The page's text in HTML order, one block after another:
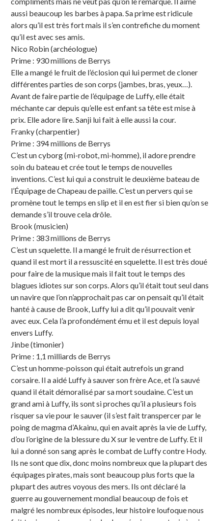
aussi beaucoup les barbes à papa. Sa prime est ridicule
alors qu’il est très fort mais il s’en contrefiche du moment
qu’il est avec ses amis.
Nico Robin (archéologue)
Prime : 930 millions de Berrys
Elle a mangé le fruit de l’éclosion qui lui permet de cloner
différentes parties de son corps (jambes, bras, yeux…).
Avant de faire partie de l’équipage de Luffy, elle était
méchante car depuis qu’elle est enfant sa tête est mise à
prix. Elle adore lire. Sanji lui fait à elle aussi la cour.
Franky (charpentier)
Prime : 394 millions de Berrys
C’est un cyborg (mi-robot, mi-homme), il adore prendre
soin du bateau et crée tout le temps de nouvelles
inventions. C’est lui qui a construit le deuxième bateau de
l’Équipage de Chapeau de paille. C’est un pervers qui se
promène tout le temps en slip et il en est fier si bien qu’on se
demande s’il trouve cela drôle.
Brook (musicien)
Prime : 383 millions de Berrys
C’est un squelette. Il a mangé le fruit de résurrection et
quand il est mort il a ressuscité en squelette. Il est très doué
pour faire de la musique mais il fait tout le temps des
blagues idiotes sur son corps. Alors qu’il était tout seul dans
un navire que l’on n’approchait pas car on pensait qu’il était
hanté à cause de Brook, Luffy lui a dit qu’il pouvait venir
avec eux. Cela l’a profondément ému et il est depuis loyal
envers Luffy.
Jinbe (timonier)
Prime : 1,1 milliards de Berrys
C’est un homme-poisson qui était autrefois un grand
corsaire. Il a aidé Luffy à sauver son frère Ace, et l’a sauvé
quand il était démoralisé par sa mort soudaine. C’est un
grand ami à Luffy, ils sont si proches qu’il a plusieurs fois
risquer sa vie pour le sauver (il s’est fait transpercer par le
poing de magma d’Akainu, qui en avait après la vie de Luffy,
d’ou l’origine de la blessure du X sur le ventre de Luffy. Et il
lui a donné son sang après le combat de Luffy contre Hody.
Ils ne sont que dix, donc moins nombreux que la plupart des
équipages pirates, mais sont beaucoup plus forts que la
plupart des autres voyous des mers. Ils ont déclaré la
guerre au gouvernement mondial beaucoup de fois et
malgré les nombreux épisodes, leur histoire loufoque nous